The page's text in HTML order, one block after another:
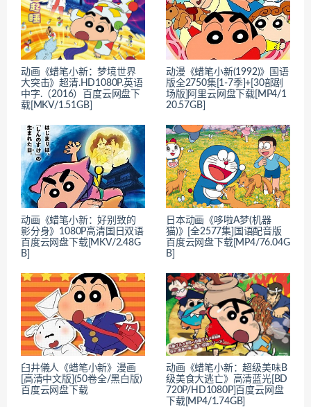
动画《蜡笔小新：梦境世界
大突击》超清.HD1080P.英语
中字.（2016）百度云网盘下
载[MKV/1.51GB]
动漫《蜡笔小新(1992)》国语
版全2750集[1-7季]+[30部剧
场版]阿里云网盘下载[MP4/1
20.57GB]
动画《蜡笔小新：好别致的
影分身》1080P高清国日双语
百度云网盘下载[MKV/2.48G
B]
日本动画《哆啦A梦(机器
猫)》[全2577集]国语配音版
百度云网盘下载[MP4/76.04G
B]
臼井儀人《蜡笔小新》漫画
[高清中文版](50卷全/黑白版)
百度云网盘下载
动画《蜡笔小新：超级美味B
级美食大逃亡》高清蓝光[BD
720P/HD1080P]百度云网盘
下载[MP4/1.74GB]